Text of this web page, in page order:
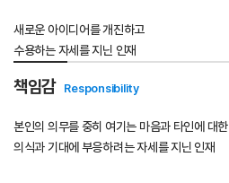
새로운 아이디어를 개진하고
수용하는 자세를 지닌 인재
책임감 Responsibility
본인의 의무를 중히 여기는 마음과 타인에 대한
의식과 기대에 부응하려는 자세를 지닌 인재